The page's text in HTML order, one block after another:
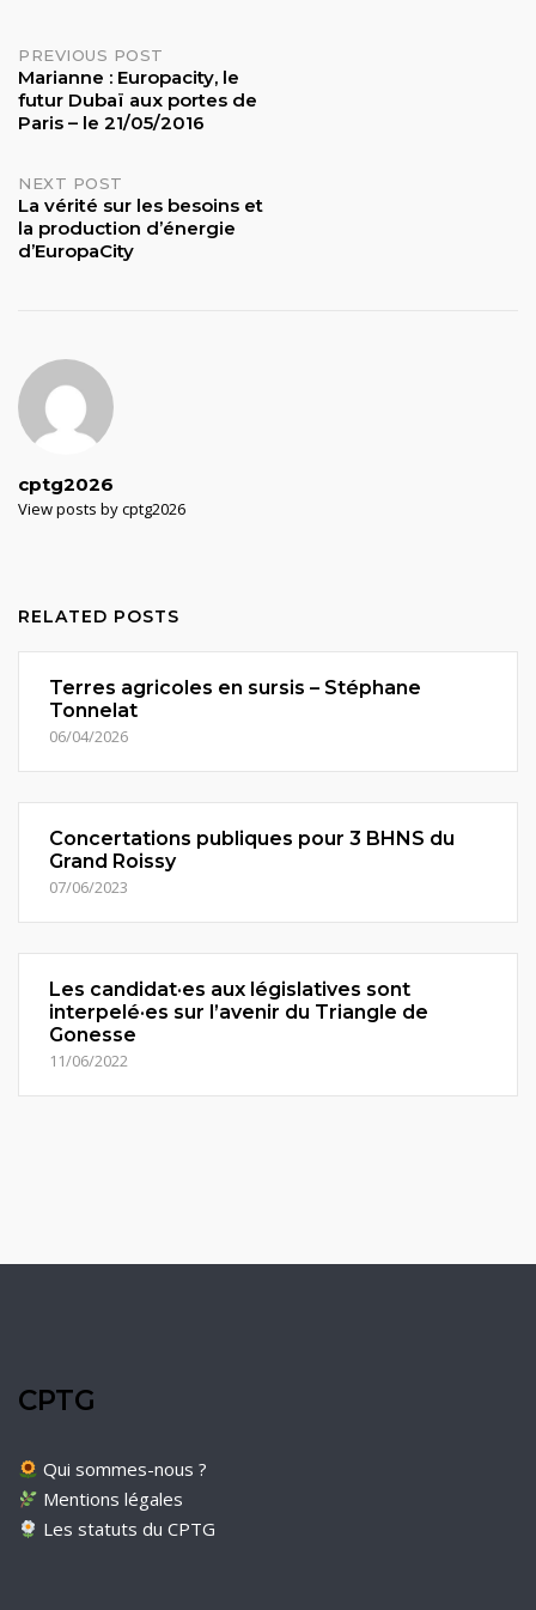
Post
navigation
PREVIOUS POST
Marianne : Europacity, le
futur Dubaï aux portes de
Paris – le 21/05/2016
NEXT POST
La vérité sur les besoins et
la production d’énergie
d’EuropaCity
cptg2026
View posts by cptg2026
RELATED POSTS
Terres agricoles en sursis – Stéphane
Tonnelat
06/04/2026
Concertations publiques pour 3 BHNS du
Grand Roissy
07/06/2023
Les candidat·es aux législatives sont
interpelé·es sur l’avenir du Triangle de
Gonesse
11/06/2022
CPTG
Qui sommes-nous ?
Mentions légales
Les statuts du CPTG